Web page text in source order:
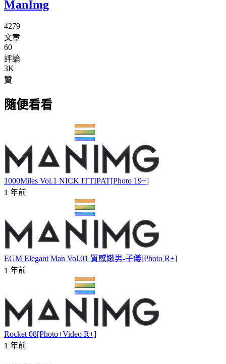
ManImg
4279
文章
60
評論
3K
贊
隨便看看
1000Miles Vol.1 NICK ITTIPAT[Photo 19+]
1 年前
EGM Elegant Man Vol.01 質感嫩男-子儀[Photo R+]
1 年前
Rocket 08[Photo+Video R+]
1 年前